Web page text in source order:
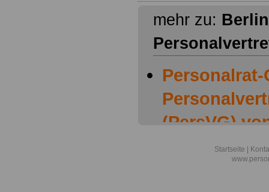
mehr zu:
(PersVG)
Berlin
Startseite